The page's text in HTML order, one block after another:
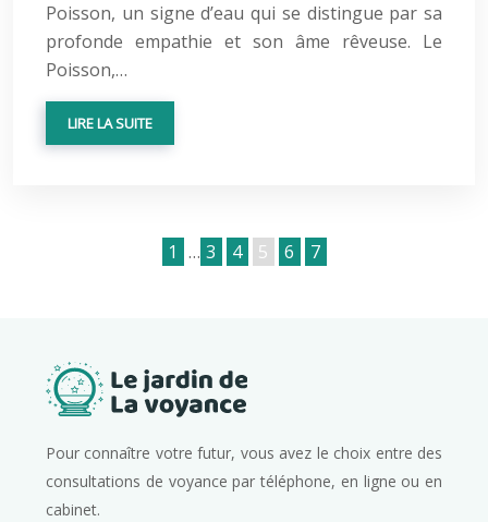
Poisson, un signe d’eau qui se distingue par sa
profonde empathie et son âme rêveuse. Le
Poisson,…
LIRE LA SUITE
1 … 3 4 5 6 7
Pour connaître votre futur, vous avez le choix entre des
consultations de voyance par téléphone, en ligne ou en
cabinet.